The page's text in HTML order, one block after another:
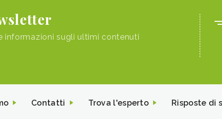
informazioni sugli ultimi contenuti
Contatti Trova l'esperto Risposte di